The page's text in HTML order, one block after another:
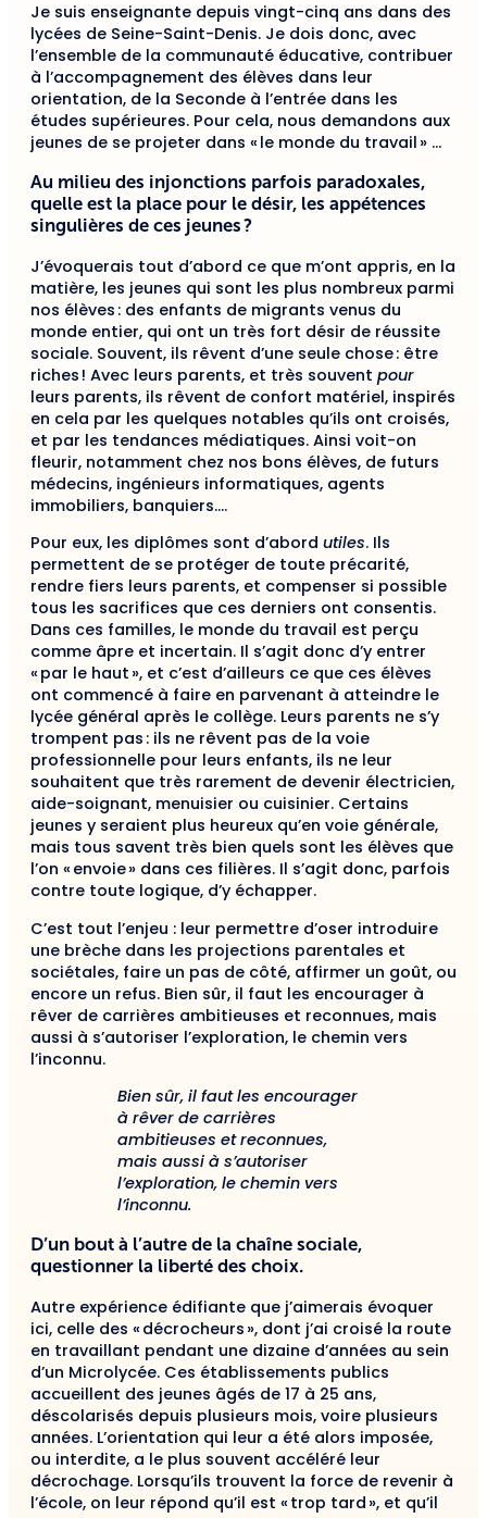
Je suis enseignante depuis vingt-cinq ans dans des
lycées de Seine-Saint-Denis. Je dois donc, avec
l’ensemble de la communauté éducative, contribuer
à l’accompagnement des élèves dans leur
orientation, de la Seconde à l’entrée dans les
études supérieures. Pour cela, nous demandons aux
jeunes de se projeter dans « le monde du travail » …
Au milieu des injonctions parfois paradoxales,
quelle est la place pour le désir, les appétences
singulières de ces jeunes ?
J’évoquerais tout d’abord ce que m’ont appris, en la
matière, les jeunes qui sont les plus nombreux parmi
nos élèves : des enfants de migrants venus du
monde entier, qui ont un très fort désir de réussite
sociale. Souvent, ils rêvent d’une seule chose : être
riches ! Avec leurs parents, et très souvent pour
leurs parents, ils rêvent de confort matériel, inspirés
en cela par les quelques notables qu’ils ont croisés,
et par les tendances médiatiques. Ainsi voit-on
fleurir, notamment chez nos bons élèves, de futurs
médecins, ingénieurs informatiques, agents
immobiliers, banquiers….
Pour eux, les diplômes sont d’abord utiles. Ils
permettent de se protéger de toute précarité,
rendre fiers leurs parents, et compenser si possible
tous les sacrifices que ces derniers ont consentis.
Dans ces familles, le monde du travail est perçu
comme âpre et incertain. Il s’agit donc d’y entrer
« par le haut », et c’est d’ailleurs ce que ces élèves
ont commencé à faire en parvenant à atteindre le
lycée général après le collège. Leurs parents ne s’y
trompent pas : ils ne rêvent pas de la voie
professionnelle pour leurs enfants, ils ne leur
souhaitent que très rarement de devenir électricien,
aide-soignant, menuisier ou cuisinier. Certains
jeunes y seraient plus heureux qu’en voie générale,
mais tous savent très bien quels sont les élèves que
l’on « envoie » dans ces filières. Il s’agit donc, parfois
contre toute logique, d’y échapper.
C’est tout l’enjeu : leur permettre d’oser introduire
une brèche dans les projections parentales et
sociétales, faire un pas de côté, affirmer un goût, ou
encore un refus. Bien sûr, il faut les encourager à
rêver de carrières ambitieuses et reconnues, mais
aussi à s’autoriser l’exploration, le chemin vers
l’inconnu.
Bien sûr, il faut les encourager
à rêver de carrières
ambitieuses et reconnues,
mais aussi à s’autoriser
l’exploration, le chemin vers
l’inconnu.
D’un bout à l’autre de la chaîne sociale,
questionner la liberté des choix.
Autre expérience édifiante que j’aimerais évoquer
ici, celle des « décrocheurs », dont j’ai croisé la route
en travaillant pendant une dizaine d’années au sein
d’un Microlycée. Ces établissements publics
accueillent des jeunes âgés de 17 à 25 ans,
déscolarisés depuis plusieurs mois, voire plusieurs
années. L’orientation qui leur a été alors imposée,
ou interdite, a le plus souvent accéléré leur
décrochage. Lorsqu’ils trouvent la force de revenir à
l’école, on leur répond qu’il est « trop tard », et qu’il